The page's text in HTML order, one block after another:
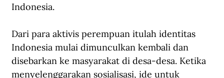
Indonesia.
Dari para aktivis perempuan itulah identitas
Indonesia mulai dimunculkan kembali dan
disebarkan ke masyarakat di desa-desa. Ketika
menyelenggarakan sosialisasi, ide untuk